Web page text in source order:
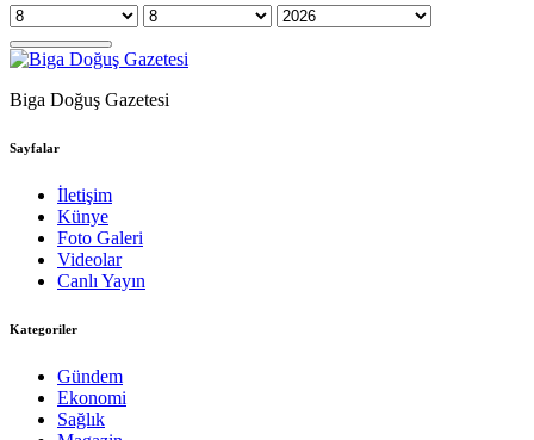
Biga Doğuş Gazetesi
Sayfalar
İletişim
Künye
Foto Galeri
Videolar
Canlı Yayın
Kategoriler
Gündem
Ekonomi
Sağlık